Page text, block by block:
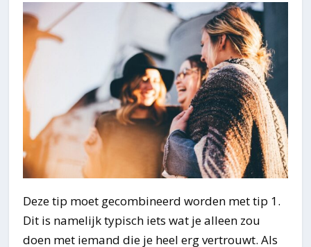
Deze tip moet gecombineerd worden met tip 1.
Dit is namelijk typisch iets wat je alleen zou
doen met iemand die je heel erg vertrouwt. Als